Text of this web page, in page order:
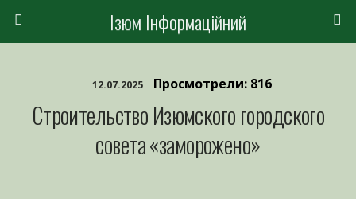
Ізюм Інформаційний
12.07.2025 Просмотрели: 816
Строительство Изюмского городского
совета «заморожено»